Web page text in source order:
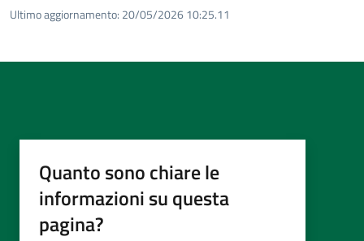
Ultimo aggiornamento: 20/05/2026 10:25.11
Quanto sono chiare le
informazioni su questa
pagina?